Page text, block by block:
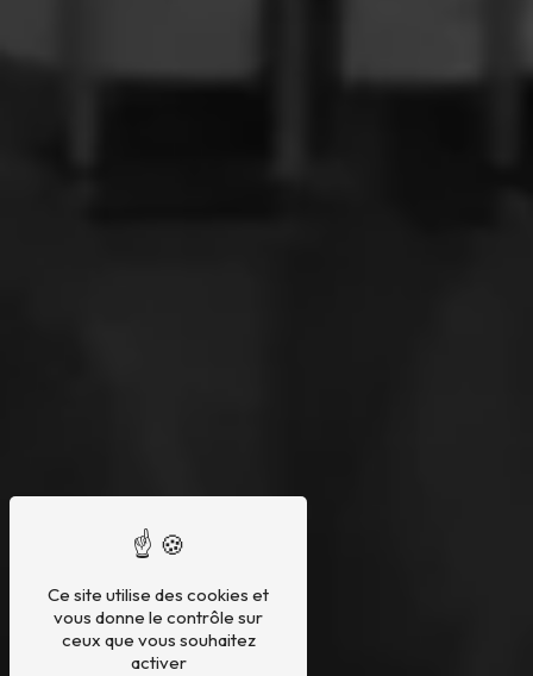
Ce site utilise des cookies et
vous donne le contrôle sur
ceux que vous souhaitez
activer